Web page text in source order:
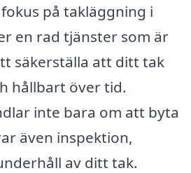
på takläggning i
en rad tjänster som är
säkerställa att ditt tak
hållbart över tid.
inte bara om att byta
även inspektion,
av ditt tak.